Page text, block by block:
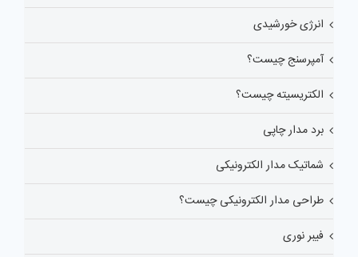
انرژی خورشیدی
آمپرسنج چیست؟
الکتریسیته چیست؟
برد مدار چاپی
شماتیک مدار الکترونیکی
طراحی مدار الکترونیکی چیست؟
فیبر نوری